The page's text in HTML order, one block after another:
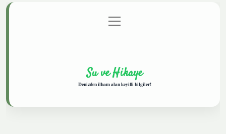
Gizlilik Politikası
menüyü
aç
Su ve Hikaye
Denizden ilham alan keyifli bilgiler!